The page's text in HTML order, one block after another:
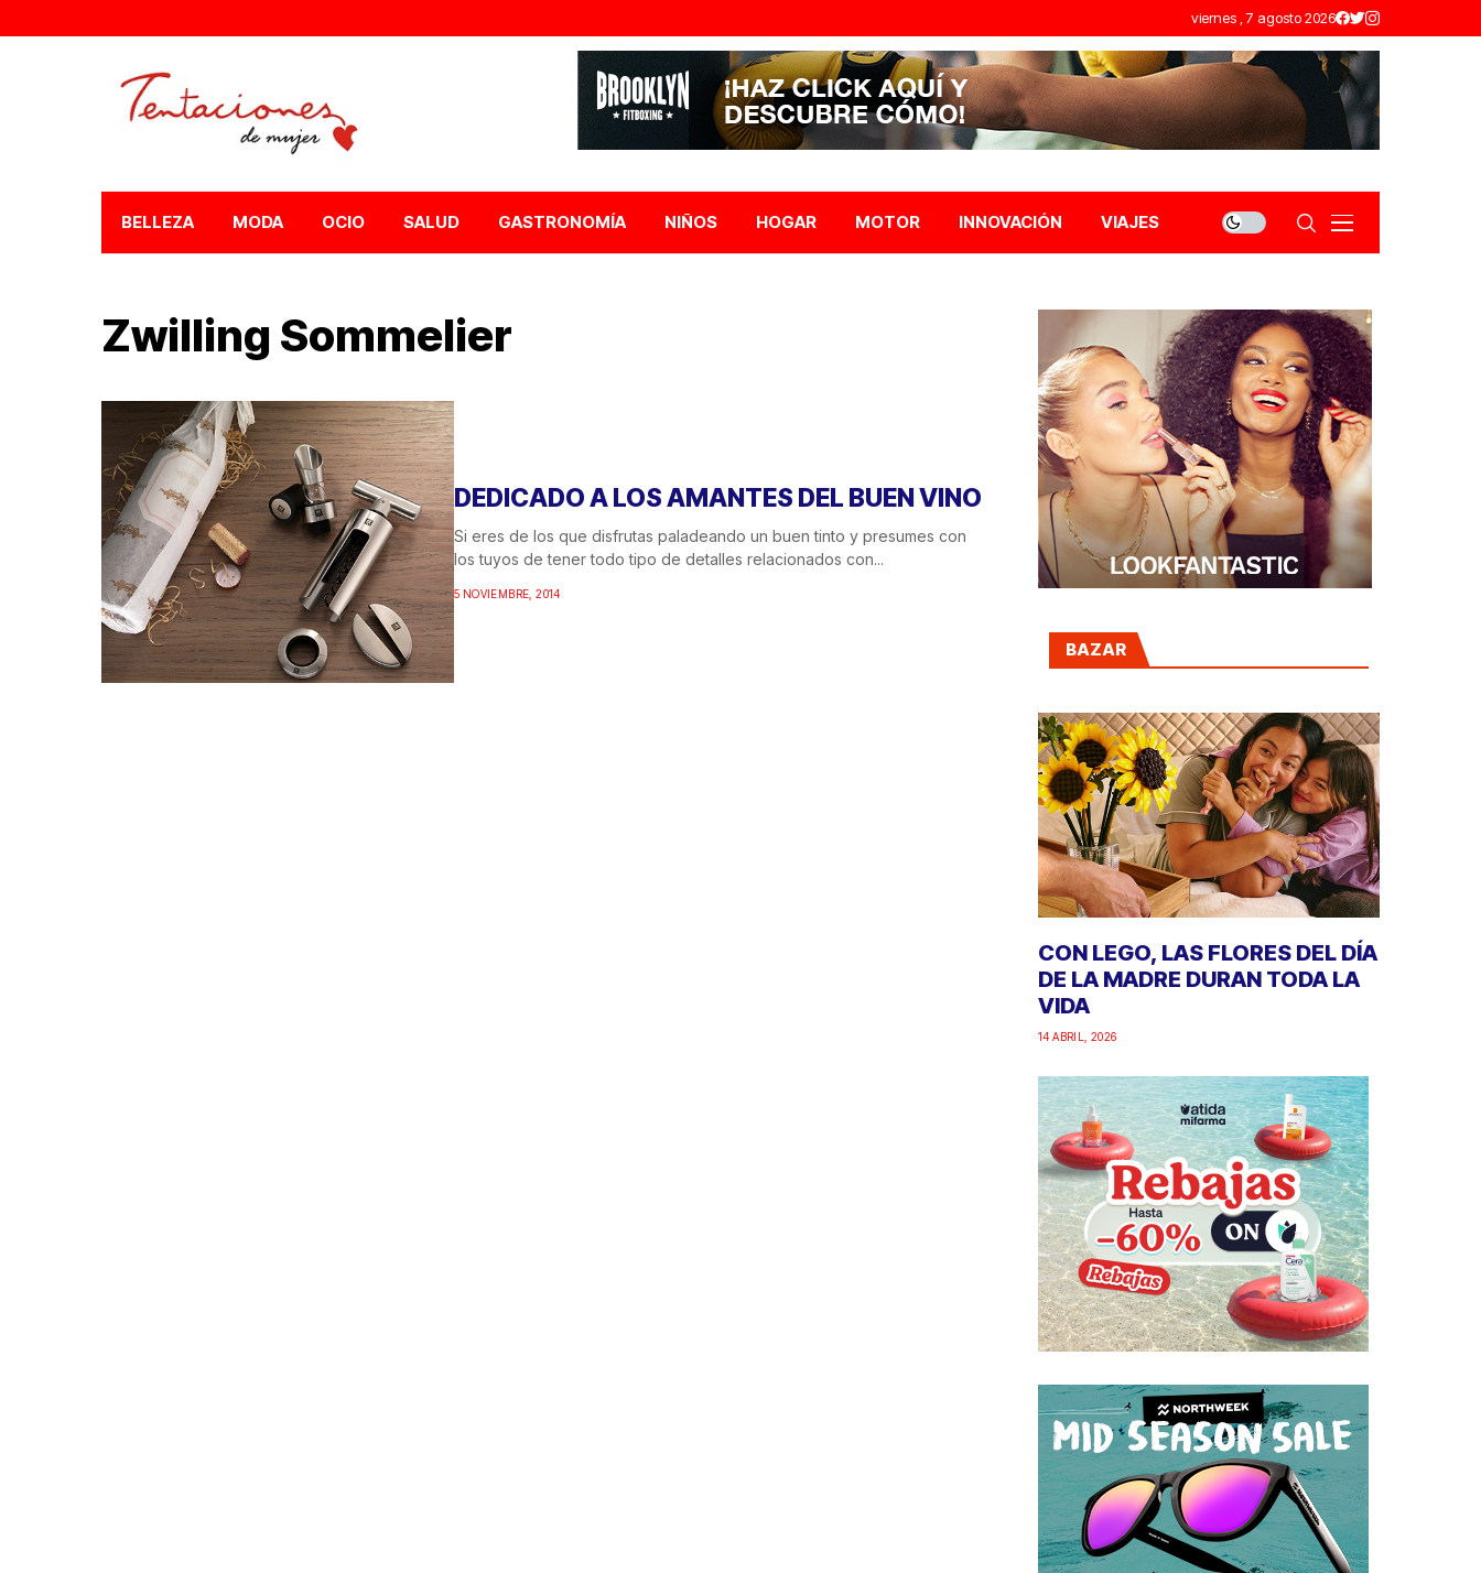
viernes , 7 agosto 2026
BELLEZA MODA OCIO SALUD GASTRONOMÍA NIÑOS HOGAR MOTOR INNOVACIÓN VIAJES
Zwilling Sommelier
DEDICADO A LOS AMANTES DEL BUEN VINO
Si eres de los que disfrutas paladeando un buen tinto y presumes con
los tuyos de tener todo tipo de detalles relacionados con...
5 NOVIEMBRE, 2014
BAZAR
CON LEGO, LAS FLORES DEL DÍA
DE LA MADRE DURAN TODA LA
VIDA
14 ABRIL, 2026